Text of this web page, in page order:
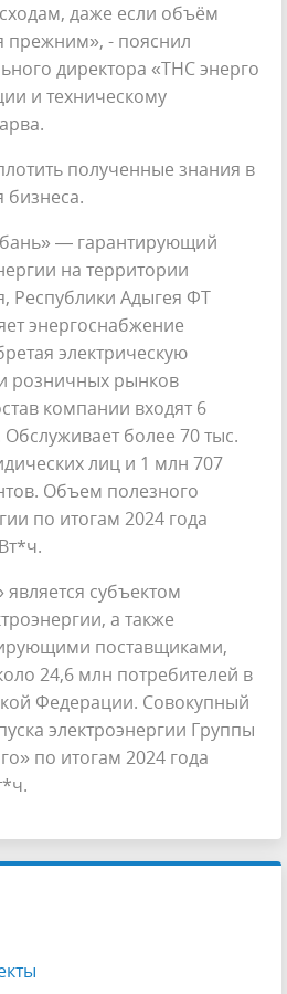
даже если объём
прежним», - пояснил
директора «ТНС энерго
и техническому
полученные знания в
бизнеса.
— гарантирующий
на территории
Республики Адыгея ФТ
энергоснабжение
электрическую
розничных рынков
компании входят 6
более 70 тыс.
лиц и 1 млн 707
Объем полезного
по итогам 2024 года
субъектом
а также
поставщиками,
24,6 млн потребителей в
Федерации. Совокупный
электроэнергии Группы
по итогам 2024 года